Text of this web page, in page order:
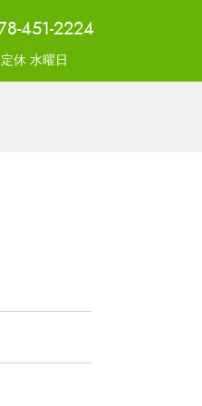
会社
451-2224
定休 水曜日